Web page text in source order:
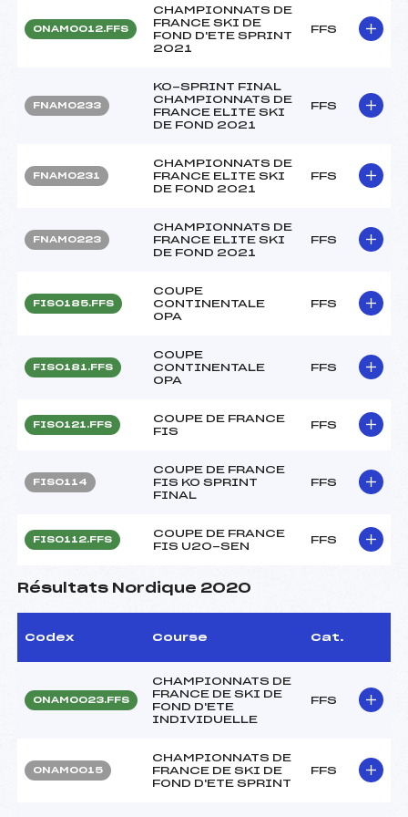
ONAM0012.FFS
CHAMPIONNATS DE
FRANCE SKI DE
FOND D'ETE SPRINT
2021
FFS
FNAM0233
KO-SPRINT FINAL
CHAMPIONNATS DE
FRANCE ELITE SKI
DE FOND 2021
FFS
FNAM0231
CHAMPIONNATS DE
FRANCE ELITE SKI
DE FOND 2021
FFS
FNAM0223
CHAMPIONNATS DE
FRANCE ELITE SKI
DE FOND 2021
FFS
FIS0185.FFS
COUPE
CONTINENTALE
OPA
FFS
FIS0181.FFS
COUPE
CONTINENTALE
OPA
FFS
FIS0121.FFS
COUPE DE FRANCE
FIS
FFS
FIS0114
COUPE DE FRANCE
FIS KO SPRINT
FINAL
FFS
FIS0112.FFS
COUPE DE FRANCE
FIS U20-SEN
FFS
Résultats Nordique 2020
Codex Course Cat.
ONAM0023.FFS
CHAMPIONNATS DE
FRANCE DE SKI DE
FOND D'ETE
INDIVIDUELLE
FFS
ONAM0015
CHAMPIONNATS DE
FRANCE DE SKI DE
FOND D'ETE SPRINT
FFS